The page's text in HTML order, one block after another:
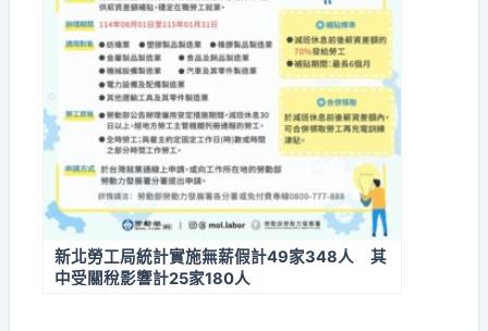
新北勞工局統計實施無薪假計49家348人 其
中受關稅影響計25家180人